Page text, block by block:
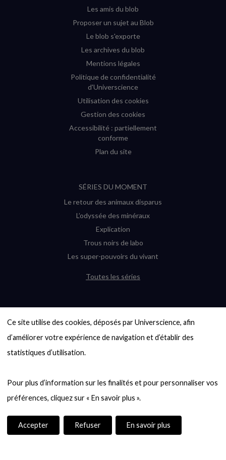
Ce site utilise des cookies, déposés par Universcience, afin
d’améliorer votre expérience de navigation et d’établir des
statistiques d’utilisation.
Pour plus d’information sur les finalités et pour personnaliser vos
Accepter Refuser En savoir plus
Les amis du blob
Proposer un sujet au Blob
Le blob s'exporte
Les archives du blob
Mentions légales
Politique de confidentialité
d'Universcience
Utilisation des cookies
Gestion des cookies
Accessibilité : partiellement
conforme
Plan du site
SÉRIES DU MOMENT
Le retour des animaux disparus
L’odyssée des minéraux
Explication
Trous noirs de labo
Les super-pouvoirs du vivant
Toutes les séries
6000 exoplanètes, et pas de « Terre »
en vue ?
Quel avenir pour les cryptos ?
Entre mathématiques et politique : la
quête d’un vote équitable
casse-tête